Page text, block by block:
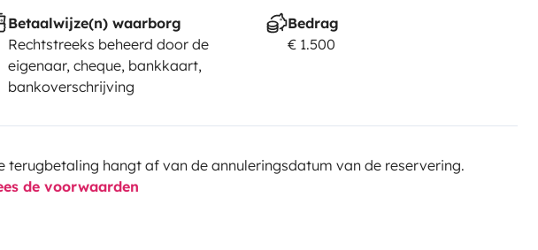
Betaalwijze(n) waarborg
Rechtstreeks beheerd door de
eigenaar, cheque, bankkaart,
bankoverschrijving
Bedrag
€ 1.500
terugbetaling hangt af van de annuleringsdatum van de reservering.
de voorwaarden